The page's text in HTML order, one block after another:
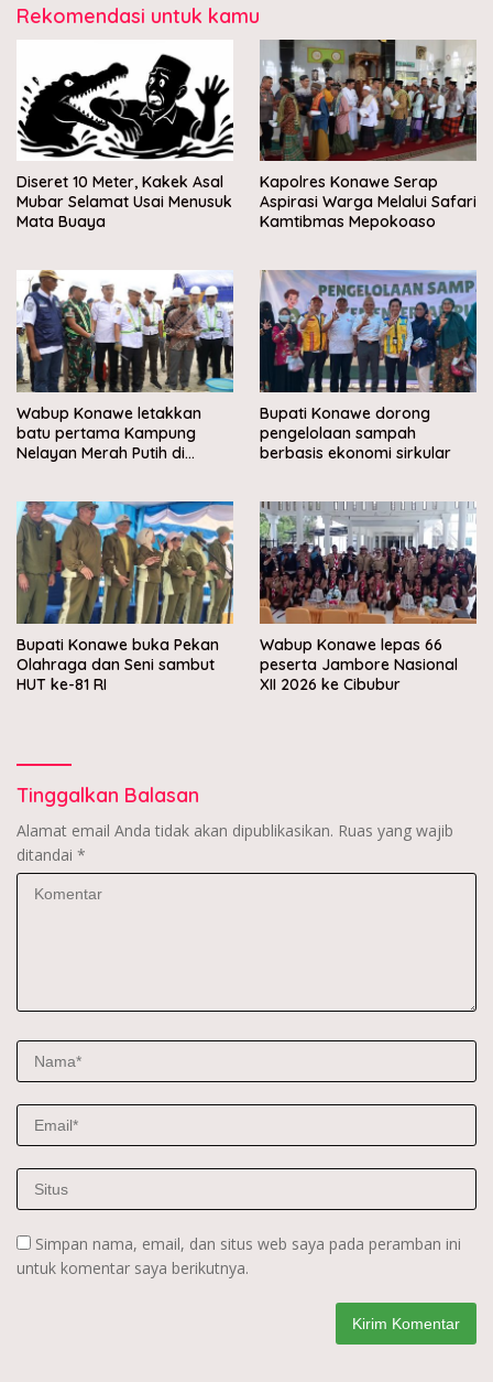
Rekomendasi untuk kamu
Diseret 10 Meter, Kakek Asal
Mubar Selamat Usai Menusuk
Mata Buaya
Kapolres Konawe Serap
Aspirasi Warga Melalui Safari
Kamtibmas Mepokoaso
Wabup Konawe letakkan
batu pertama Kampung
Nelayan Merah Putih di
Bupati Konawe dorong
pengelolaan sampah
berbasis ekonomi sirkular
Bupati Konawe buka Pekan
Olahraga dan Seni sambut
HUT ke-81 RI
Wabup Konawe lepas 66
peserta Jambore Nasional
XII 2026 ke Cibubur
Tinggalkan Balasan
Alamat email Anda tidak akan dipublikasikan. Ruas yang wajib
ditandai *
Simpan nama, email, dan situs web saya pada peramban ini
untuk komentar saya berikutnya.